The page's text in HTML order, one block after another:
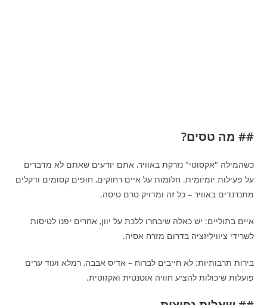
## מה טסים?
כשהמילה "אקסוטי" נזרקת באוויר, אתם יודעים שאתם לא מדברים
על פעילות יומיומית. חלומות על איים רחוקים, חופים קסומים ודקלים
מתנדנדים באוויר – כל זה ומדויק טרם טיסה.
איים בתוליים: יש כאלה שיבחרו ללכת על יוון, אחרים יפנו לטיסות
לשרידי ציוויליזציה בדרום מזרח אסיה.
בירות תרבותיות: לא חייבים לברוח – אדיס אבבה, רמלא ועוד ערים
פועלות שיכולות להציע חוויה אוטנטית ואקזוטית.